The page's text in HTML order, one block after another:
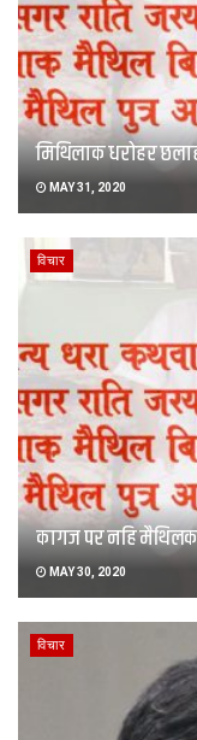
मिथिलाक धरोहर
MAY 31, 2020
विचार
कागज पर नहि
MAY 30, 2020
विचार